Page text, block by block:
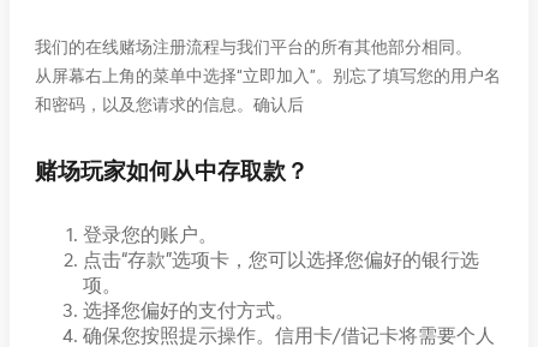
我们的在线赌场注册流程与我们平台的所有其他部分相同。
从屏幕右上角的菜单中选择“立即加入”。别忘了填写您的用户名
和密码，以及您请求的信息。确认后
赌场玩家如何从中存取款？
登录您的账户。
点击“存款”选项卡，您可以选择您偏好的银行选
项。
选择您偏好的支付方式。
确保您按照提示操作。信用卡/借记卡将需要个人